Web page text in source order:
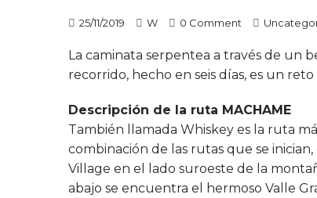
25/11/2019 W 0 Comment
La caminata serpentea a través de un
recorrido, hecho en seis días, es un
Descripción de la ruta MACHAME
También llamada Whiskey es la ruta
combinación de las rutas que se
Village en el lado suroeste de la
abajo se encuentra el hermoso Valle